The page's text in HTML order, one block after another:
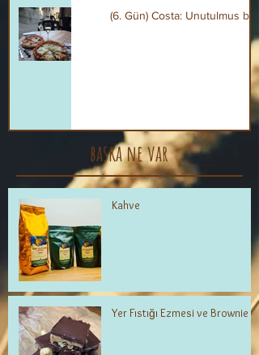
(6. Gün) Costa: Unutulmus bir
baska ne var
Kahve
Yer Fıstığı Ezmesi ve Brownie